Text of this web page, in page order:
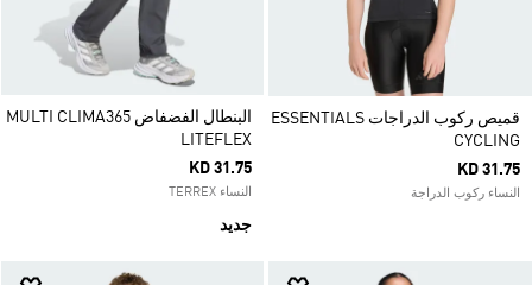
قميص ركوب الدراجات ESSENTIALS
CYCLING
KD 31.75
النساء ركوب الدراجة
البنطال الفضفاض MULTI CLIMA365
LITEFLEX
KD 31.75
النساء TERREX
جديد